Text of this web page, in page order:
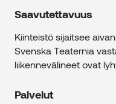
Saavutettavuus
Kiinteistö sijaitsee
Svenska Teaternia
liikennevälineet ovat
Palvelut